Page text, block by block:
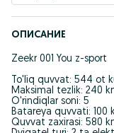
ОПИСАНИЕ
Zeekr 001 You z-sport
To'liq quvvat: 544 ot
Maksimal tezlik: 240
O'rindiqlar soni: 5
Batareya quvvati: 100
Quvvat zaxirasi: 580